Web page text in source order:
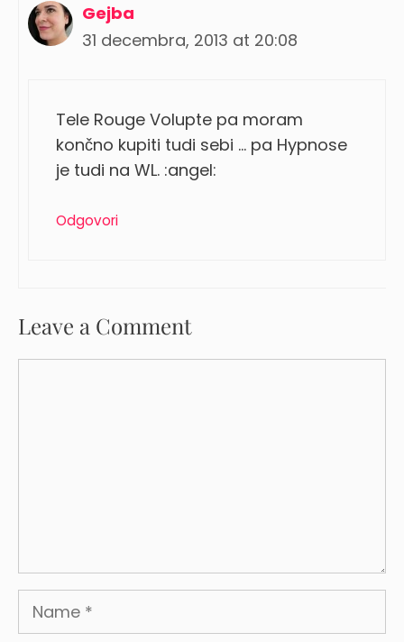
Gejba
31 decembra, 2013 at 20:08
Tele Rouge Volupte pa moram
končno kupiti tudi sebi … pa Hypnose
je tudi na WL. :angel:
Odgovori
Leave a Comment
Name